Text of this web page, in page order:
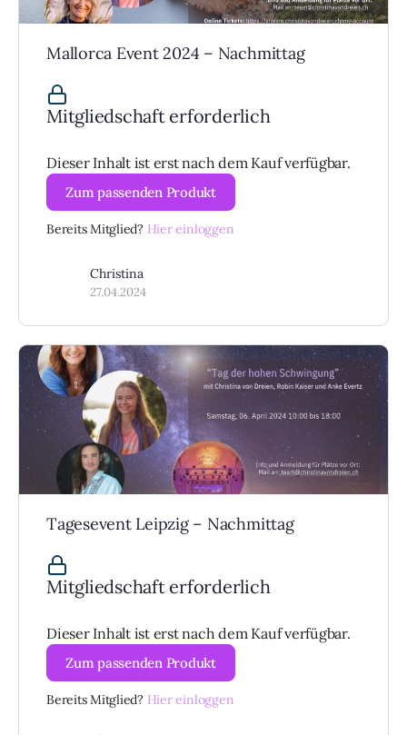
Mallorca Event 2024 – Nachmittag
Mitgliedschaft erforderlich
Dieser Inhalt ist erst nach dem Kauf verfügbar.
Zum passenden Produkt
Bereits Mitglied? Hier einloggen
Christina
27.04.2024
Tagesevent Leipzig – Nachmittag
Mitgliedschaft erforderlich
Dieser Inhalt ist erst nach dem Kauf verfügbar.
Zum passenden Produkt
Bereits Mitglied? Hier einloggen